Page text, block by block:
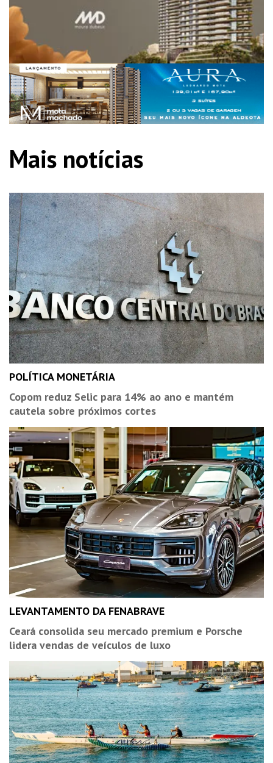
Mais notícias
POLÍTICA MONETÁRIA
Copom reduz Selic para 14% ao ano e mantém
cautela sobre próximos cortes
LEVANTAMENTO DA FENABRAVE
Ceará consolida seu mercado premium e Porsche
lidera vendas de veículos de luxo